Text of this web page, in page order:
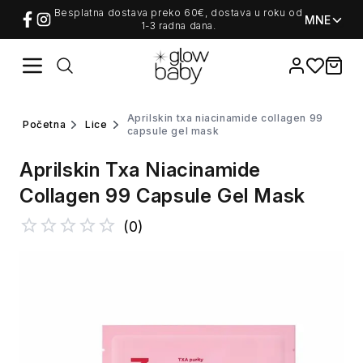
Besplatna dostava preko 60€, dostava u roku od
1-3 radna dana.
MNE
Favorites
items
početna lice
aprilskin txa niacinamide collagen 99
capsule gel mask
Aprilskin Txa Niacinamide
Collagen 99 Capsule Gel Mask
(0)